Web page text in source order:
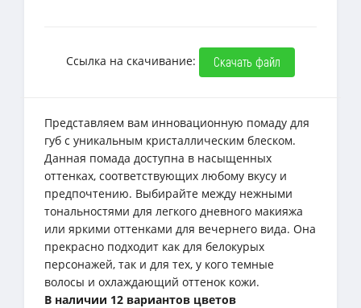
Ссылка на скачивание: Скачать файл
Представляем вам инновационную помаду для
губ с уникальным кристаллическим блеском.
Данная помада доступна в насыщенных
оттенках, соответствующих любому вкусу и
предпочтению. Выбирайте между нежными
тональностями для легкого дневного макияжа
или яркими оттенками для вечернего вида. Она
прекрасно подходит как для белокурых
персонажей, так и для тех, у кого темные
волосы и охлаждающий оттенок кожи.
В наличии 12 вариантов цветов